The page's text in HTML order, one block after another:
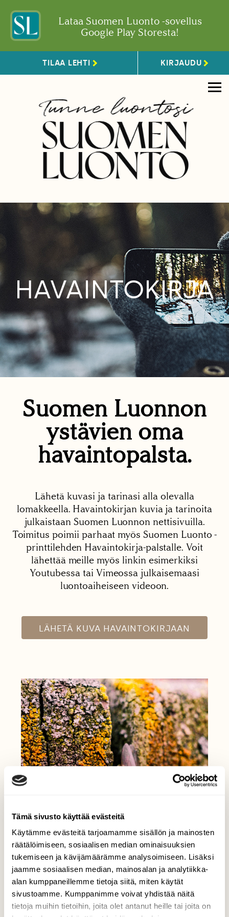
Tämä sivusto käyttää evästeitä
Käytämme evästeitä tarjoamamme sisällön ja mainosten
räätälöimiseen, sosiaalisen median ominaisuuksien
tukemiseen ja kävijämäärämme analysoimiseen. Lisäksi
jaamme sosiaalisen median, mainosalan ja analytiikka-
alan kumppaneillemme tietoja siitä, miten käytät
sivustoamme. Kumppanimme voivat yhdistää näitä
tietoja muihin tietoihin, joita olet antanut heille tai joita on
Lataa Suomen Luonto -sovellus
Google Play Storesta!
TILAA LEHTI KIRJAUDU
HAVAINTOKIRJA
Suomen Luonnon
ystävien oma
havaintopalsta.
Lähetä kuvasi ja tarinasi alla olevalla
lomakkeella. Havaintokirjan kuvia ja tarinoita
julkaistaan Suomen Luonnon nettisivuilla.
Toimitus poimii parhaat myös Suomen Luonto -
printtilehden Havaintokirja-palstalle. Voit
lähettää meille myös linkin esimerkiksi
Youtubessa tai Vimeossa julkaisemaasi
luontoaiheiseen videoon.
LÄHETÄ KUVA HAVAINTOKIRJAAN